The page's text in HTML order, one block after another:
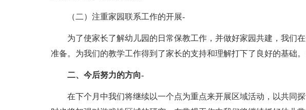
（二）注重家园联系工作的开展-
为了使家长了解幼儿园的日常保教工作，并做好家园共建，我们
准备。为我们的教学工作得到了家长的支持和理解打下了良好的基础
二、今后努力的方向-
在下个月中我们将继续以一个点为重点来开展区域活动，以共同